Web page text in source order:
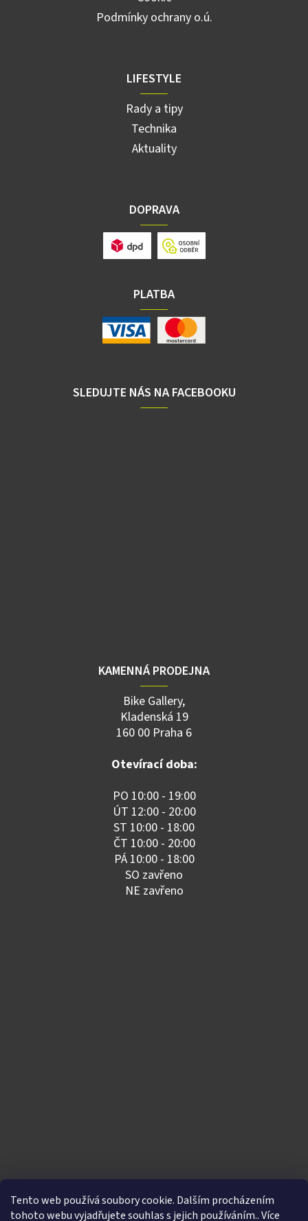
Tento web používá soubory cookie. Dalším procházením
tohoto webu vyjadřujete souhlas s jejich používáním.. Více
Podmínky ochrany o.ú.
LIFESTYLE
Rady a tipy
Technika
Aktuality
DOPRAVA
PLATBA
SLEDUJTE NÁS NA FACEBOOKU
KAMENNÁ PRODEJNA
Bike Gallery,
Kladenská 19
160 00 Praha 6
Otevírací doba:
PO 10:00 - 19:00
ÚT 12:00 - 20:00
ST 10:00 - 18:00
ČT 10:00 - 20:00
PÁ 10:00 - 18:00
SO zavřeno
NE zavřeno